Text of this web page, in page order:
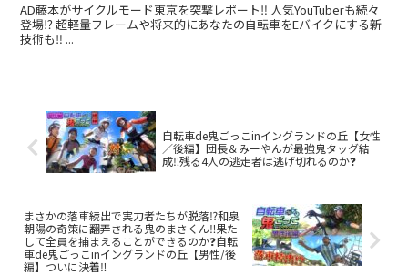
AD藤本がサイクルモード東京を突撃レポート‼️ 人気YouTuberも続々
登場⁉️ 超軽量フレームや将来的にあなたの自転車をEバイクにする新
技術も‼️ ...
自転車de鬼ごっこinイングランドの丘【女性
／後編】団長＆みーやんが最強鬼タッグ結
成‼️残る4人の逃走者は逃げ切れるのか❓
まさかの落車続出で実力者たちが脱落⁉️和泉
朝陽の奇策に翻弄される鬼のまさくん‼️果た
して全員を捕まえることができるのか❓自転
車de鬼ごっこinイングランドの丘【男性/後
編】ついに決着‼️